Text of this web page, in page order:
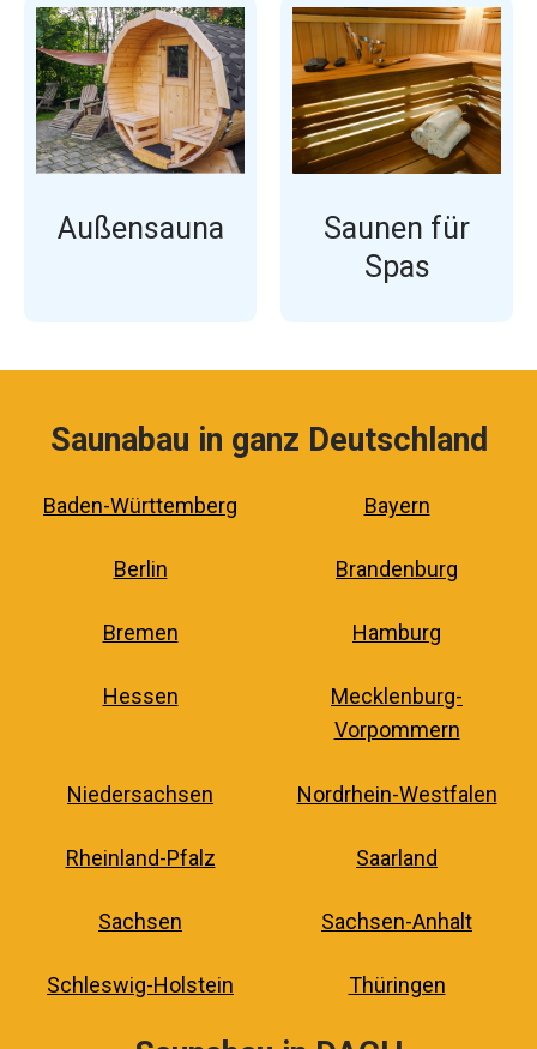
Außensauna
Saunen für
Spas
Saunabau in ganz Deutschland
Baden-Württemberg Bayern
Berlin Brandenburg
Bremen Hamburg
Hessen
Mecklenburg-
Vorpommern
Niedersachsen Nordrhein-Westfalen
Rheinland-Pfalz Saarland
Sachsen Sachsen-Anhalt
Schleswig-Holstein Thüringen